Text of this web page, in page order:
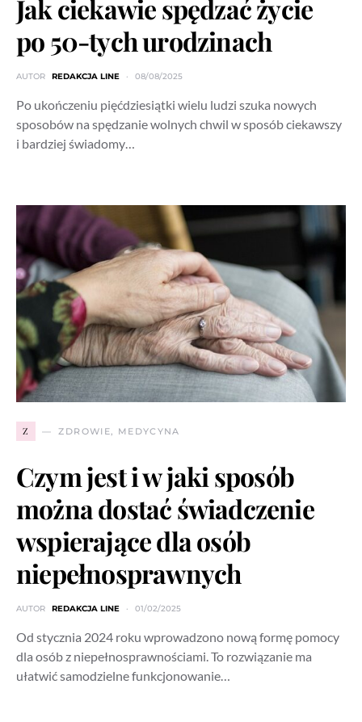
Jak ciekawie spędzać życie
po 50-tych urodzinach
AUTOR REDAKCJA LINE 08/08/2025
Po ukończeniu pięćdziesiątki wielu ludzi szuka nowych
sposobów na spędzanie wolnych chwil w sposób ciekawszy
i bardziej świadomy…
Z ZDROWIE, MEDYCYNA
Czym jest i w jaki sposób
można dostać świadczenie
wspierające dla osób
niepełnosprawnych
AUTOR REDAKCJA LINE 01/02/2025
Od stycznia 2024 roku wprowadzono nową formę pomocy
dla osób z niepełnosprawnościami. To rozwiązanie ma
ułatwić samodzielne funkcjonowanie…